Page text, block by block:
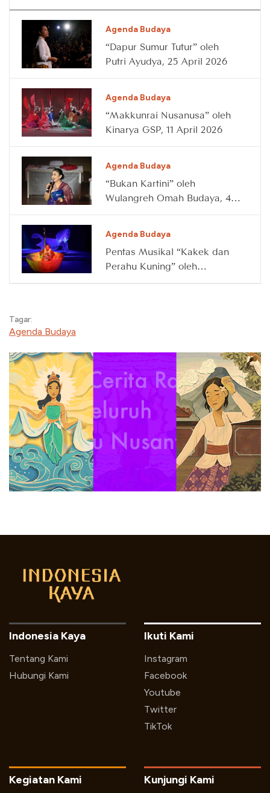
Agenda Budaya
“Dapur Sumur Tutur” oleh
Putri Ayudya, 25 April 2026
Agenda Budaya
“Makkunrai Nusanusa” oleh
Kinarya GSP, 11 April 2026
Agenda Budaya
“Bukan Kartini” oleh
Wulangreh Omah Budaya, 4
Agenda Budaya
Pentas Musikal “Kakek dan
Perahu Kuning” oleh
Tagar:
Agenda Budaya
Indonesia Kaya
Tentang Kami
Hubungi Kami
Ikuti Kami
Instagram
Facebook
Youtube
Twitter
TikTok
Kegiatan Kami Kunjungi Kami